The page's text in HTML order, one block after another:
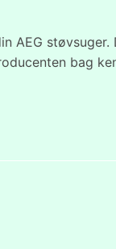
AEG
bag